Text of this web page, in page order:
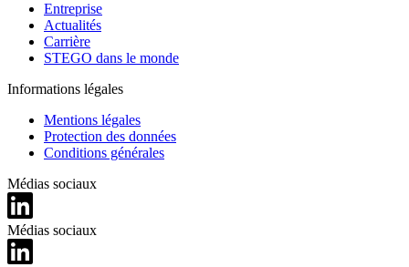
Entreprise
Actualités
Carrière
STEGO dans le monde
Informations légales
Mentions légales
Protection des données
Conditions générales
Médias sociaux
Médias sociaux